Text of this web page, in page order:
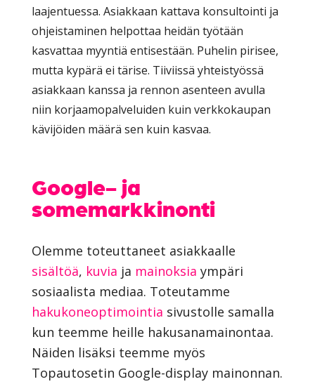
laajentuessa. Asiakkaan kattava konsultointi ja
ohjeistaminen helpottaa heidän työtään
kasvattaa myyntiä entisestään. Puhelin pirisee,
mutta kypärä ei tärise. Tiiviissä yhteistyössä
asiakkaan kanssa ja rennon asenteen avulla
niin korjaamopalveluiden kuin verkkokaupan
kävijöiden määrä sen kuin kasvaa.
Google- ja
somemarkkinonti
Olemme toteuttaneet asiakkaalle
sisältöä, kuvia ja mainoksia ympäri
sosiaalista mediaa. Toteutamme
hakukoneoptimointia sivustolle samalla
kun teemme heille hakusanamainontaa.
Näiden lisäksi teemme myös
Topautosetin Google-display mainonnan.